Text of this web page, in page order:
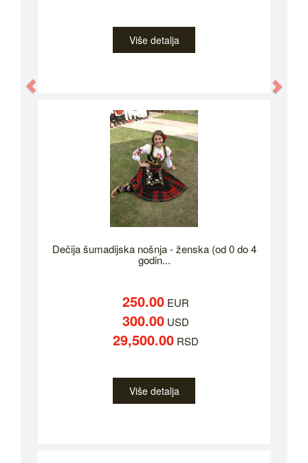
Više detalja
Dečija šumadijska nošnja - ženska (od 0 do 4
godin...
250.00 EUR
300.00 USD
29,500.00 RSD
Više detalja